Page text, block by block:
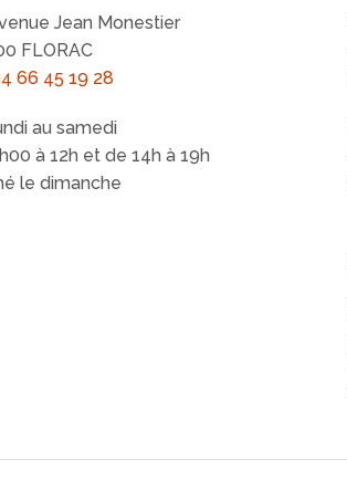
Jean Monestier
FLORAC
66 45 19 28
au samedi
à 12h et de 14h à 19h
le dimanche